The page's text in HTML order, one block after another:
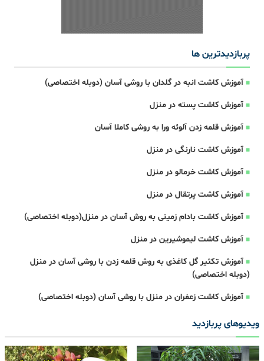
پربازدیدترین ها
آموزش کاشت انبه در گلدان با روشی آسان (دوبله اختصاصی)
آموزش کاشت پسته در منزل
آموزش قلمه زدن آلوئه ورا به روشی کاملا آسان
آموزش کاشت نارنگی در منزل
آموزش کاشت خرمالو در منزل
آموزش کاشت پرتقال در منزل
آموزش کاشت بادام زمینی به روش آسان در منزل(دوبله اختصاصی)
آموزش کاشت لیموشیرین در منزل
آموزش تکثیر گل کاغذی به روش قلمه زدن با روشی آسان در منزل
(دوبله اختصاصی)
آموزش کاشت زعفران در منزل با روشی آسان (دوبله اختصاصی)
ویدیوهای پربازدید